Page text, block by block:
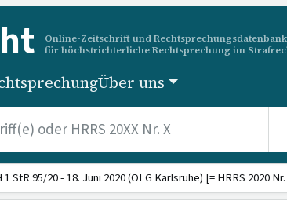
Online-Zeitschrift und Rechtsprechungsdatenbank
für höchstrichterliche Rechtsprechung im
Über uns
1 StR 95/20 - 18. Juni 2020 (OLG Karlsruhe) [= HRRS 2020